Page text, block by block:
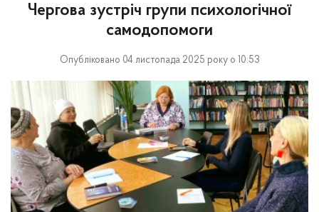
Чергова зустріч групи психологічної
самодопомоги
Опубліковано 04 листопада 2025 року о 10:53